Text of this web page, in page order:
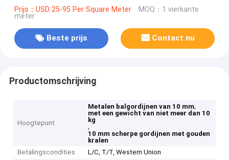
Prijs：USD 25-95 Per Square Meter MOQ：1 vierkante
meter
Beste prijs Contact nu
Productomschrijving
Hoogtepunt
Metalen balgordijnen van 10 mm,
met een gewicht van niet meer dan 10
kg
,
10 mm scherpe gordijnen met gouden
kralen
Betalingscondities
L/C, T/T, Western Union